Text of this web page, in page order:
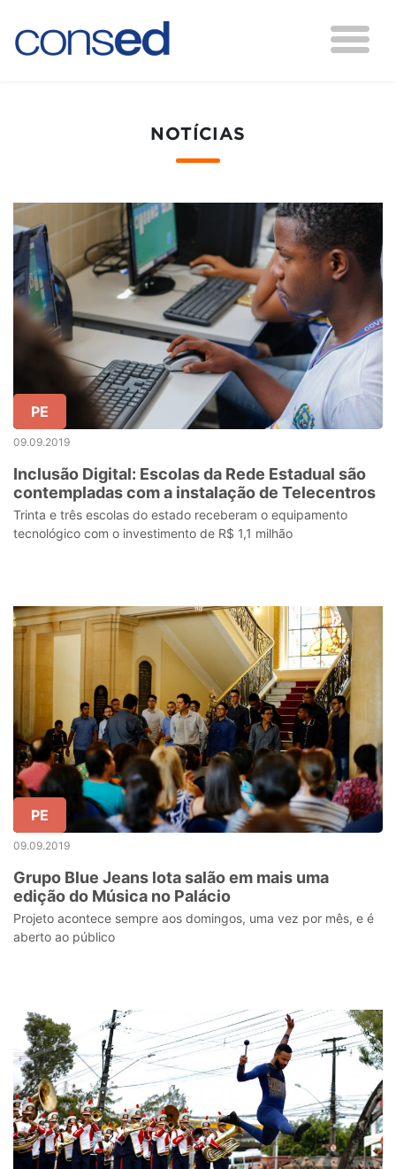
NOTÍCIAS
PE
09.09.2019
Inclusão Digital: Escolas da Rede Estadual são
contempladas com a instalação de Telecentros
Trinta e três escolas do estado receberam o equipamento
tecnológico com o investimento de R$ 1,1 milhão
PE
09.09.2019
Grupo Blue Jeans lota salão em mais uma
edição do Música no Palácio
Projeto acontece sempre aos domingos, uma vez por mês, e é
aberto ao público